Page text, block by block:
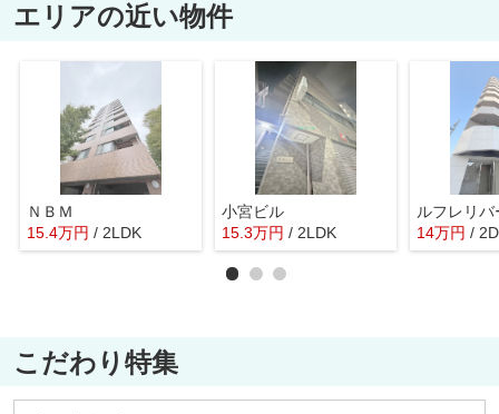
エリアの近い物件
ＮＢＭ
15.4万円 / 2LDK
小宮ビル
15.3万円 / 2LDK 14万円 /
こだわり特集